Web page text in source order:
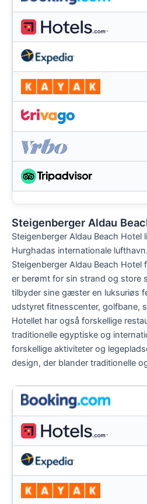
Steigenberger Aldau
Steigenberger Aldau Beach Hotel
Hurghadas internationale
Steigenberger Aldau Beach
er berømt for sin strand og store
tilbyder sine gæster en luksuriøs
udstyret fitnesscenter, golfbane,
Hotellet har også forskellige
traditionelle egyptiske og
forskellige aktiviteter og
design, der blander traditionelle